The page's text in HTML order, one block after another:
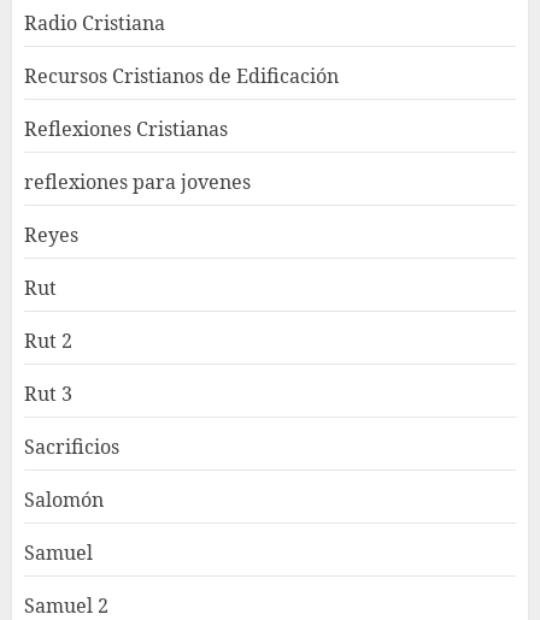
Radio Cristiana
Recursos Cristianos de Edificación
Reflexiones Cristianas
reflexiones para jovenes
Reyes
Rut
Rut 2
Rut 3
Sacrificios
Salomón
Samuel
Samuel 2